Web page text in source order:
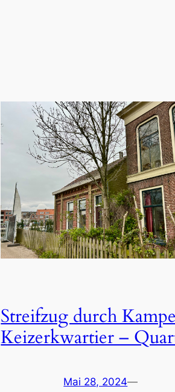
Streifzug durch
Keizerkwartier –
Mai 28, 2024—